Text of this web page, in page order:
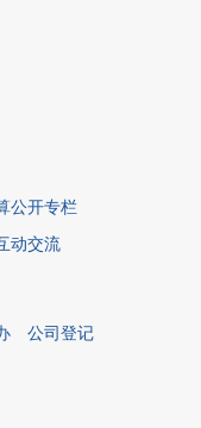
公开专栏
动交流
公司登记